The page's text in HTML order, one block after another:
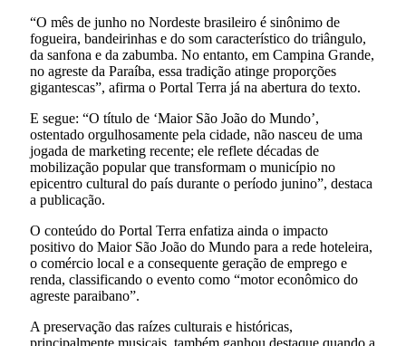
“O mês de junho no Nordeste brasileiro é sinônimo de
fogueira, bandeirinhas e do som característico do triângulo,
da sanfona e da zabumba. No entanto, em Campina Grande,
no agreste da Paraíba, essa tradição atinge proporções
gigantescas”, afirma o Portal Terra já na abertura do texto.
E segue: “O título de ‘Maior São João do Mundo’,
ostentado orgulhosamente pela cidade, não nasceu de uma
jogada de marketing recente; ele reflete décadas de
mobilização popular que transformam o município no
epicentro cultural do país durante o período junino”, destaca
a publicação.
O conteúdo do Portal Terra enfatiza ainda o impacto
positivo do Maior São João do Mundo para a rede hoteleira,
o comércio local e a consequente geração de emprego e
renda, classificando o evento como “motor econômico do
agreste paraibano”.
A preservação das raízes culturais e históricas,
principalmente musicais, também ganhou destaque quando a